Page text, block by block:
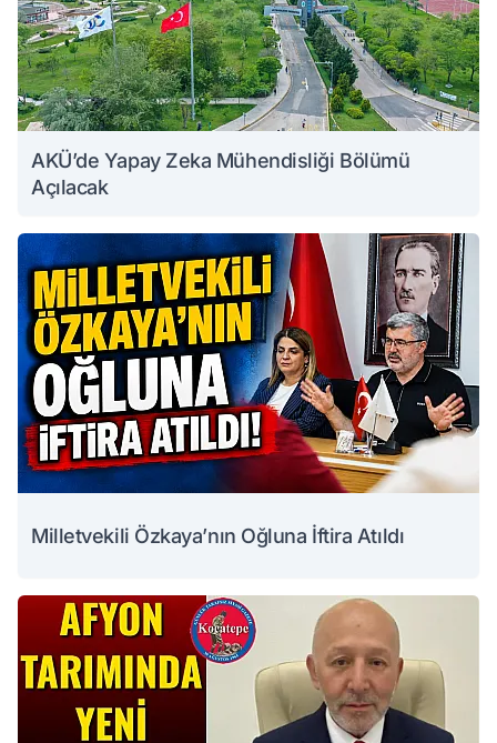
AKÜ’de Yapay Zeka Mühendisliği Bölümü
Açılacak
Milletvekili Özkaya’nın Oğluna İftira Atıldı